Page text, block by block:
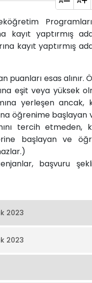
kayıt yaptırmış
kayıt yaptırmış
esas alınır.
eşit veya yüksek
yerleşen ancak,
öğrenime başlayan
tercih etmeden,
başlayan ve
başvuru
2023
2023